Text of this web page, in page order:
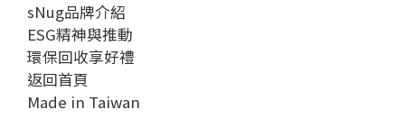
sNug品牌介紹
ESG精神與推動
環保回收享好禮
返回首頁
Made in Taiwan